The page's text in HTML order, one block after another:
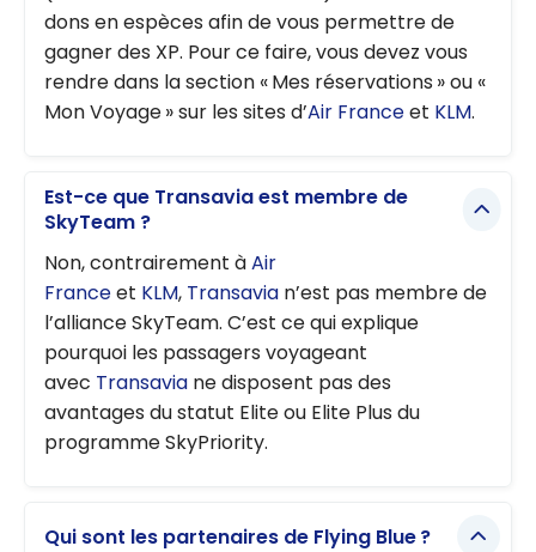
dons en espèces afin de vous permettre de
gagner des XP. Pour ce faire, vous devez vous
rendre dans la section « Mes réservations » ou «
Mon Voyage » sur les sites d’Air Franceet KLM.
Est-ce que Transavia est membre de
SkyTeam ?
Non, contrairement àAir
Franceet KLM, Transavia n’est pas membre de
l’alliance SkyTeam. C’est ce qui explique
pourquoi les passagers voyageant
avec Transavia ne disposent pas des
avantages du statut Elite ou Elite Plus du
programme SkyPriority.
Qui sont les partenaires de Flying Blue ?